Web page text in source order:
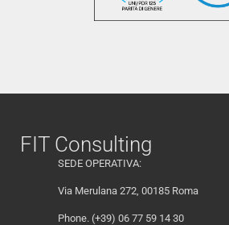
FIT Consulting
SEDE OPERATIVA:
Via Merulana 272, 00185 Roma
Phone. (+39) 06 77 59 14 30